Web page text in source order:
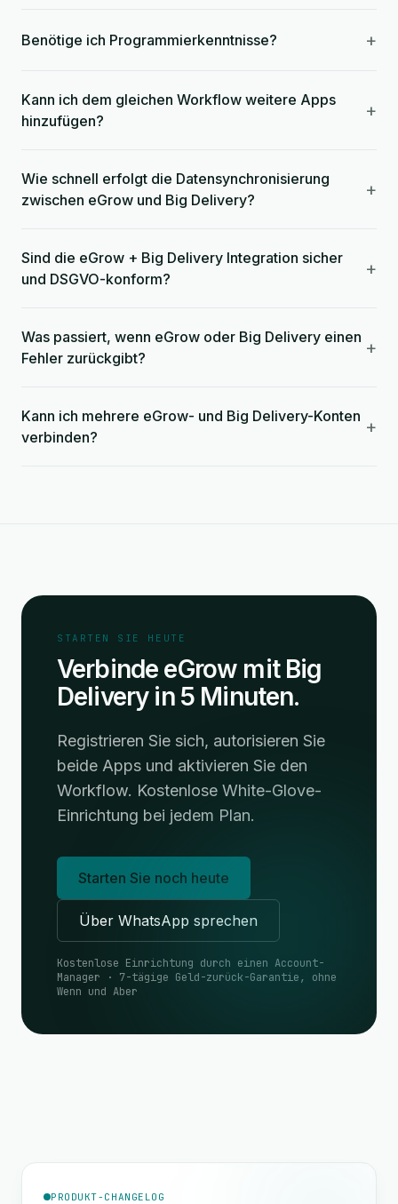
Benötige ich Programmierkenntnisse? +
Kann ich dem gleichen Workflow weitere Apps
hinzufügen?
+
Wie schnell erfolgt die Datensynchronisierung
zwischen eGrow und Big Delivery?
+
Sind die eGrow + Big Delivery Integration sicher
und DSGVO-konform?
+
Was passiert, wenn eGrow oder Big Delivery einen
Fehler zurückgibt?
+
Kann ich mehrere eGrow- und Big Delivery-Konten
verbinden?
+
STARTEN SIE HEUTE
Verbinde eGrow mit Big
Delivery in 5 Minuten.
Registrieren Sie sich, autorisieren Sie
beide Apps und aktivieren Sie den
Workflow. Kostenlose White-Glove-
Einrichtung bei jedem Plan.
Starten Sie noch heute
Über WhatsApp sprechen
Kostenlose Einrichtung durch einen Account-
Manager · 7-tägige Geld-zurück-Garantie, ohne
Wenn und Aber
PRODUKT-CHANGELOG